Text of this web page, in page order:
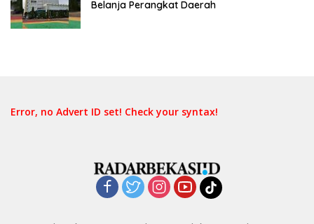
Belanja Perangkat Daerah
Error, no Advert ID set! Check your syntax!